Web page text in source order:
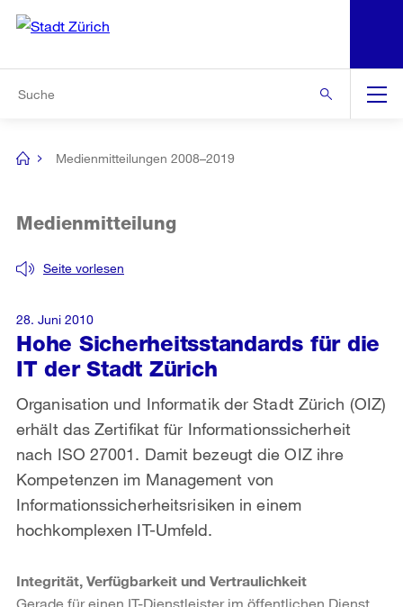
Navigation
[no
Medienmitteilungen 2008–2019
Hohe Sicherheitsstandards für die
IT der Stadt Zürich
Seite vorlesen
Medienmitteilung
Organisation und Informatik der Stadt Zürich (OIZ)
erhält das Zertifikat für Informationssicherheit
nach ISO 27001. Damit bezeugt die OIZ ihre
Kompetenzen im Management von
Informationssicherheitsrisiken in einem
hochkomplexen IT-Umfeld.
28. Juni 2010
Integrität, Verfügbarkeit und Vertraulichkeit
Gerade für einen IT-Dienstleister im öffentlichen Dienst